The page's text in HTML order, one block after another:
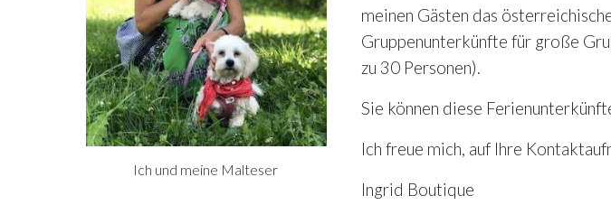
Ich und meine Malteser
meinen Gästen das
Gruppenunterkünfte für große
zu 30 Personen).
Sie können diese
Ich freue mich, auf Ihre
Ingrid Boutique